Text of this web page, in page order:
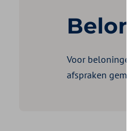
Voor
afspraken